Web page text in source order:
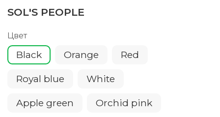
SOL'S PEOPLE
Цвет
Black Orange Red
Royal blue White
Apple green Orchid pink